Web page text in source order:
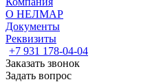
О НЕЛМАР
Документы
Реквизиты
+7 931 178-04-04
Заказать звонок
Задать вопрос